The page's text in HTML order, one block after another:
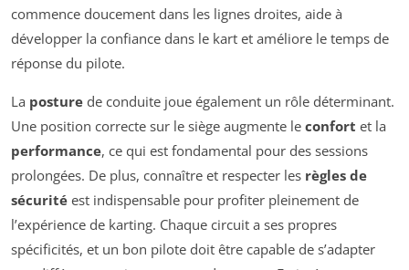
commence doucement dans les lignes droites, aide à
développer la confiance dans le kart et améliore le temps de
réponse du pilote.
La posture de conduite joue également un rôle déterminant.
Une position correcte sur le siège augmente le confort et la
performance, ce qui est fondamental pour des sessions
prolongées. De plus, connaître et respecter les règles de
sécurité est indispensable pour profiter pleinement de
l’expérience de karting. Chaque circuit a ses propres
spécificités, et un bon pilote doit être capable de s’adapter